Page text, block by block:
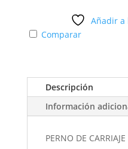
Añadir a
Comparar
Descripción
Información
PERNO DE